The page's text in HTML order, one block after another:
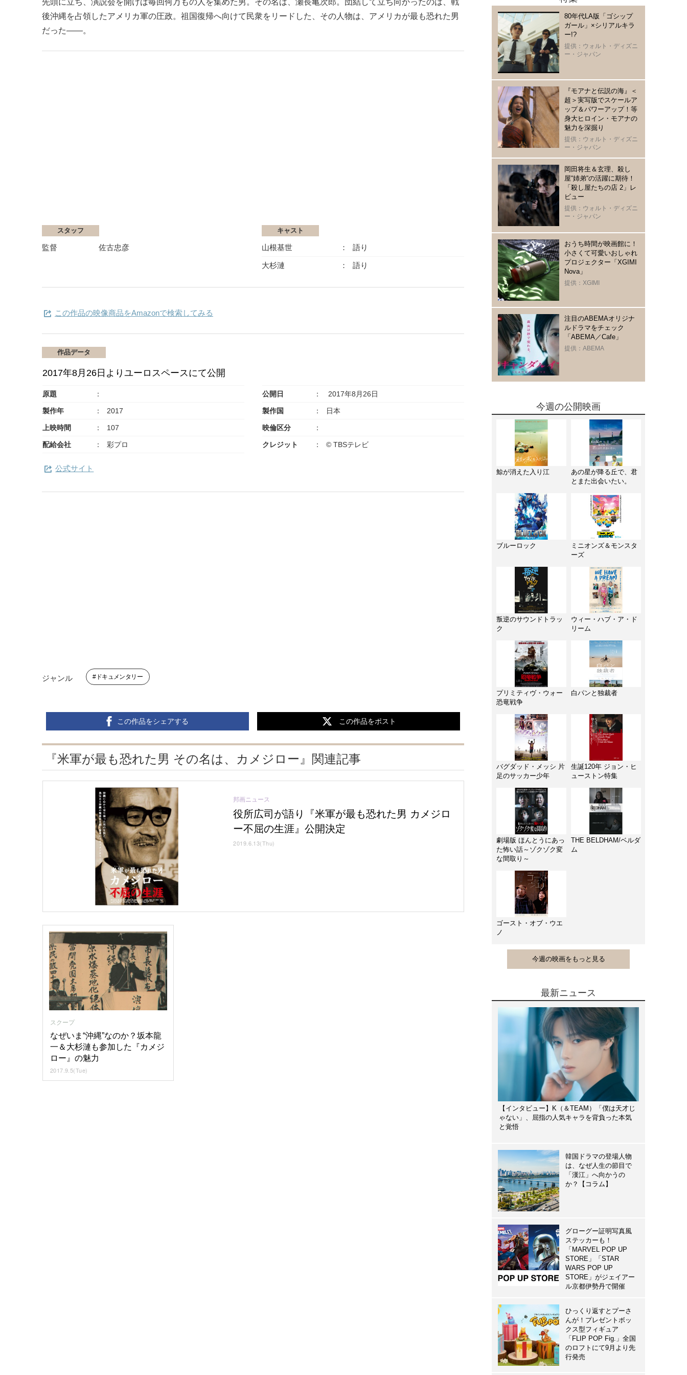
後沖縄を占領したアメリカ軍の圧政。祖国復帰へ向けて民衆をリードした、その人物は、アメリカが最も恐れた男
だった――。
スタッフ
監督 佐古忠彦
キャスト
山根基世 語り
大杉漣 語り
この作品の映像商品をAmazonで検索してみる
作品データ
2017年8月26日よりユーロスペースにて公開
原題 公開日 2017年8月26日
製作年 2017 製作国 日本
上映時間 107 映倫区分
配給会社 彩プロ クレジット © TBSテレビ
公式サイト
ジャンル ドキュメンタリー
この作品をシェアする この作品をポスト
『米軍が最も恐れた男 その名は、カメジロー』関連記事
邦画ニュース
役所広司が語り『米軍が最も恐れた男 カメジロ
ー不屈の生涯』公開決定
2019.6.13(Thu)
スクープ
なぜいま“沖縄”なのか？坂本龍
一＆大杉漣も参加した『カメジ
ロー』の魅力
2017.9.5(Tue)
80年代LA版「ゴシップ
ガール」×シリアルキラ
ー!?
提供：ウォルト・ディズニ
ー・ジャパン
『モアナと伝説の海』＜
超＞実写版でスケールア
ップ＆パワーアップ！等
身大ヒロイン・モアナの
魅力を深掘り
提供：ウォルト・ディズニ
ー・ジャパン
岡田将生＆玄理、殺し
屋“姉弟“の活躍に期待！
「殺し屋たちの店 2」レ
ビュー
提供：ウォルト・ディズニ
ー・ジャパン
おうち時間が映画館に！
小さくて可愛いおしゃれ
プロジェクター「XGIMI
Nova」
提供：XGIMI
注目のABEMAオリジナ
ルドラマをチェック
「ABEMA／Cafe」
提供：ABEMA
今週の公開映画
鯨が消えた入り江
あの星が降る丘で、君
とまた出会いたい。
ブルーロック
ミニオンズ＆モンスタ
ーズ
叛逆のサウンドトラッ
ク
ウィー・ハブ・ア・ド
リーム
プリミティヴ・ウォー
恐竜戦争
白パンと独裁者
バグダッド・メッシ 片
足のサッカー少年
生誕120年 ジョン・ヒ
ューストン特集
劇場版 ほんとうにあっ
た怖い話～ゾクゾク変
な間取り～
THE BELDHAM/ベルダ
ム
ゴースト・オブ・ウエ
ノ
今週の映画をもっと見る
最新ニュース
【インタビュー】K（＆TEAM）「僕は天才じ
ゃない」、屈指の人気キャラを背負った本気
と覚悟
韓国ドラマの登場人物
は、なぜ人生の節目で
「漢江」へ向かうの
か？【コラム】
グローグー証明写真風
ステッカーも！
「MARVEL POP UP
STORE」「STAR
WARS POP UP
STORE」がジェイアー
ル京都伊勢丹で開催
ひっくり返すとプーさ
んが！プレゼントボッ
クス型フィギュア
「FLIP POP Fig.」全国
のロフトにて9月より先
行発売